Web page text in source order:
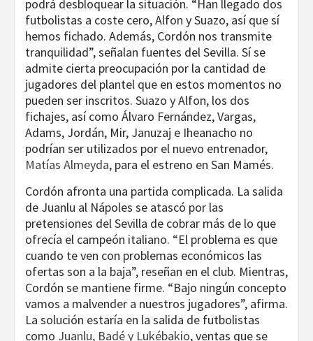
podrá desbloquear la situación. “Han llegado dos
futbolistas a coste cero, Alfon y Suazo, así que sí
hemos fichado. Además, Cordón nos transmite
tranquilidad”, señalan fuentes del Sevilla. Sí se
admite cierta preocupación por la cantidad de
jugadores del plantel que en estos momentos no
pueden ser inscritos. Suazo y Alfon, los dos
fichajes, así como Álvaro Fernández, Vargas,
Adams, Jordán, Mir, Januzaj e Iheanacho no
podrían ser utilizados por el nuevo entrenador,
Matías Almeyda, para el estreno en San Mamés.
Cordón afronta una partida complicada. La salida
de Juanlu al Nápoles se atascó por las
pretensiones del Sevilla de cobrar más de lo que
ofrecía el campeón italiano. “El problema es que
cuando te ven con problemas económicos las
ofertas son a la baja”, reseñan en el club. Mientras,
Cordón se mantiene firme. “Bajo ningún concepto
vamos a malvender a nuestros jugadores”, afirma.
La solución estaría en la salida de futbolistas
como Juanlu, Badé y Lukébakio, ventas que se